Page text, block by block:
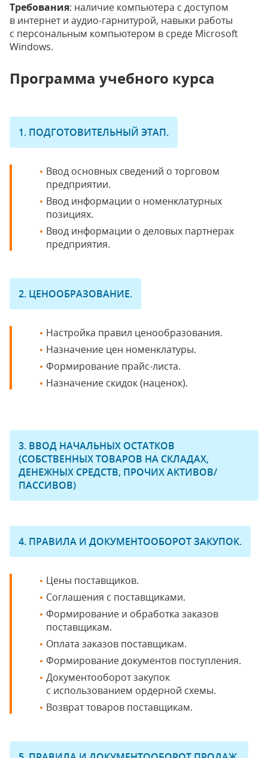
Требования: наличие компьютера с доступом
в интернет и аудио-гарнитурой, навыки работы
с персональным компьютером в среде Microsoft
Windows.
Программа учебного курса
1. ПОДГОТОВИТЕЛЬНЫЙ ЭТАП.
Ввод основных сведений о торговом
предприятии.
Ввод информации о номенклатурных
позициях.
Ввод информации о деловых партнерах
предприятия.
2. ЦЕНООБРАЗОВАНИЕ.
Настройка правил ценообразования.
Назначение цен номенклатуры.
Формирование прайс-листа.
Назначение скидок (наценок).
3. ВВОД НАЧАЛЬНЫХ ОСТАТКОВ
(СОБСТВЕННЫХ ТОВАРОВ НА СКЛАДАХ,
ДЕНЕЖНЫХ СРЕДСТВ, ПРОЧИХ АКТИВОВ/
ПАССИВОВ)
4. ПРАВИЛА И ДОКУМЕНТООБОРОТ ЗАКУПОК.
Цены поставщиков.
Соглашения с поставщиками.
Формирование и обработка заказов
поставщикам.
Оплата заказов поставщикам.
Формирование документов поступления.
Документооборот закупок
с использованием ордерной схемы.
Возврат товаров поставщикам.